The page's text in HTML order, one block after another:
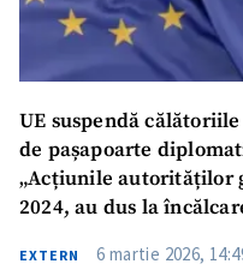
UE suspendă
de pașapoarte
„Acțiunile autorităților
2024, au dus la
EXTERN 6 martie 2026,